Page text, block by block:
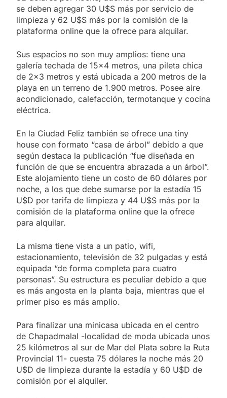
se deben agregar 30 U$S más por servicio de
limpieza y 62 U$S más por la comisión de la
plataforma online que la ofrece para alquilar.
Sus espacios no son muy amplios: tiene una
galería techada de 15×4 metros, una pileta chica
de 2×3 metros y está ubicada a 200 metros de la
playa en un terreno de 1.900 metros. Posee aire
acondicionado, calefacción, termotanque y cocina
eléctrica.
En la Ciudad Feliz también se ofrece una tiny
house con formato “casa de árbol” debido a que
según destaca la publicación “fue diseñada en
función de que se encuentra abrazada a un árbol”.
Este alojamiento tiene un costo de 60 dólares por
noche, a los que debe sumarse por la estadía 15
U$D por tarifa de limpieza y 44 U$S más por la
comisión de la plataforma online que la ofrece
para alquilar.
La misma tiene vista a un patio, wifi,
estacionamiento, televisión de 32 pulgadas y está
equipada “de forma completa para cuatro
personas”. Su estructura es peculiar debido a que
es más angosta en la planta baja, mientras que el
primer piso es más amplio.
Para finalizar una minicasa ubicada en el centro
de Chapadmalal -localidad de moda ubicada unos
25 kilómetros al sur de Mar del Plata sobre la Ruta
Provincial 11- cuesta 75 dólares la noche más 20
U$D de limpieza durante la estadía y 60 U$D de
comisión por el alquiler.